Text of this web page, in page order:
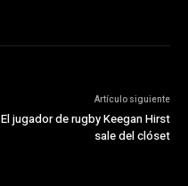
Artículo siguiente
El jugador de rugby Keegan Hirst
sale del clóset